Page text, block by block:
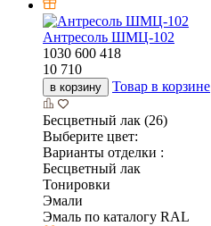
Антресоль ШМЦ-102
1030 600 418
10 710
в корзину Товар в корзине
Бесцветный лак (26)
Выберите цвет:
Варианты отделки :
Бесцветный лак
Тонировки
Эмали
Эмаль по каталогу RAL